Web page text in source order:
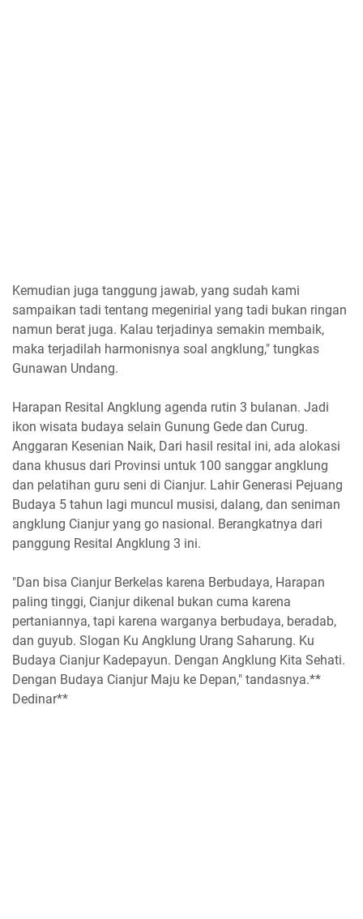
Kemudian juga tanggung jawab, yang sudah kami
sampaikan tadi tentang megenirial yang tadi bukan ringan
namun berat juga. Kalau terjadinya semakin membaik,
maka terjadilah harmonisnya soal angklung," tungkas
Gunawan Undang.
Harapan Resital Angklung agenda rutin 3 bulanan. Jadi
ikon wisata budaya selain Gunung Gede dan Curug.
Anggaran Kesenian Naik, Dari hasil resital ini, ada alokasi
dana khusus dari Provinsi untuk 100 sanggar angklung
dan pelatihan guru seni di Cianjur. Lahir Generasi Pejuang
Budaya 5 tahun lagi muncul musisi, dalang, dan seniman
angklung Cianjur yang go nasional. Berangkatnya dari
panggung Resital Angklung 3 ini.
"Dan bisa Cianjur Berkelas karena Berbudaya, Harapan
paling tinggi, Cianjur dikenal bukan cuma karena
pertaniannya, tapi karena warganya berbudaya, beradab,
dan guyub. Slogan Ku Angklung Urang Saharung. Ku
Budaya Cianjur Kadepayun. Dengan Angklung Kita Sehati.
Dengan Budaya Cianjur Maju ke Depan," tandasnya.**
Dedinar**